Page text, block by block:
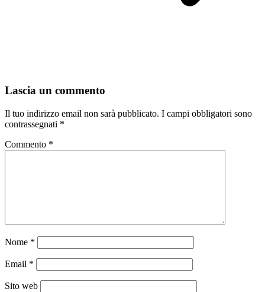
Lascia un commento
Il tuo indirizzo email non sarà pubblicato. I campi obbligatori sono
contrassegnati *
Commento *
Nome *
Email *
Sito web